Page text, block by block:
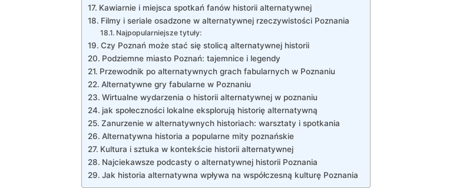
Kawiarnie i miejsca spotkań fanów historii alternatywnej
Filmy i seriale osadzone w alternatywnej rzeczywistości Poznania
Najpopularniejsze tytuły:
Czy Poznań może stać się stolicą alternatywnej historii
Podziemne miasto Poznań: tajemnice i legendy
Przewodnik po alternatywnych grach fabularnych w Poznaniu
Alternatywne gry fabularne w Poznaniu
Wirtualne wydarzenia o historii alternatywnej w poznaniu
jak społeczności lokalne eksplorują historię alternatywną
Zanurzenie w alternatywnych historiach: warsztaty i spotkania
Alternatywna historia a popularne mity poznańskie
Kultura i sztuka w kontekście historii alternatywnej
Najciekawsze podcasty o alternatywnej historii Poznania
Jak historia alternatywna wpływa na współczesną kulturę Poznania